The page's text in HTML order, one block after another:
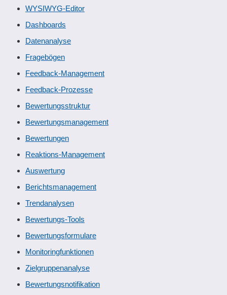
WYSIWYG-Editor
Dashboards
Datenanalyse
Fragebögen
Feedback-Management
Feedback-Prozesse
Bewertungsstruktur
Bewertungsmanagement
Bewertungen
Reaktions-Management
Auswertung
Berichtsmanagement
Trendanalysen
Bewertungs-Tools
Bewertungsformulare
Monitoringfunktionen
Zielgruppenanalyse
Bewertungsnotifikation